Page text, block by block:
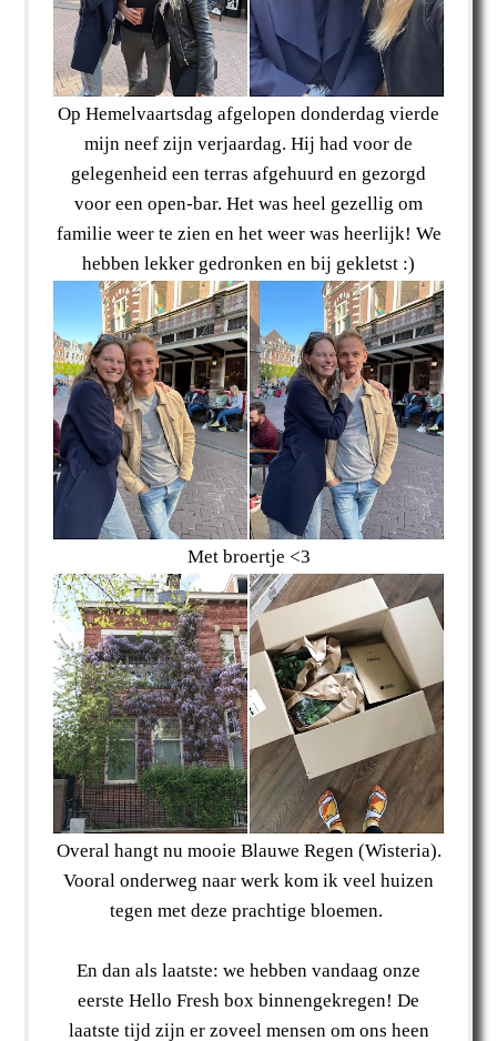
Op Hemelvaartsdag afgelopen donderdag vierde
mijn neef zijn verjaardag. Hij had voor de
gelegenheid een terras afgehuurd en gezorgd
voor een open-bar. Het was heel gezellig om
familie weer te zien en het weer was heerlijk! We
hebben lekker gedronken en bij gekletst :)
Met broertje <3
Overal hangt nu mooie Blauwe Regen (Wisteria).
Vooral onderweg naar werk kom ik veel huizen
tegen met deze prachtige bloemen.
En dan als laatste: we hebben vandaag onze
eerste Hello Fresh box binnengekregen! De
laatste tijd zijn er zoveel mensen om ons heen